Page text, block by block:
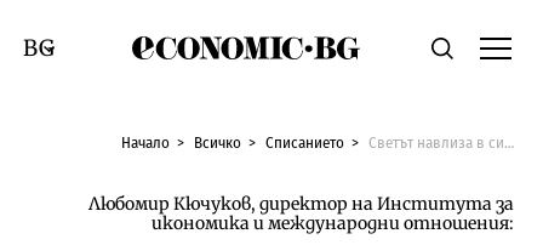
Economic.bgТърсене
Смяна на език
Начало Всичко Списанието Светът навлиза в системна криза
Любомир Кючуков, директор на Института за
икономика и международни отношения: